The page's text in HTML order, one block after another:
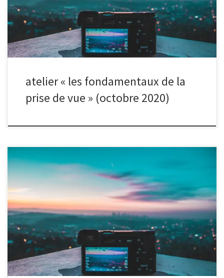
vous le mardi 13 octobre à 20h00 au local du club. Pensez à
prendre votre appareil photo et sa notice d’utilisation.
atelier « les fondamentaux de la
prise de vue » (octobre 2020)
Le club vous attend pour notre cours sur les fondamentaux de la
prise de vue. Nous aborderons entre autres les notions de
profondeur de champ, de vitesse et d’ISO… Nous parlerons aussi
de modes de prises de vue et de composition. Nous vous
donnons rendez-vous le mercredi 18 octobre 2017 à 20h30 au
local du club. Pensez à prendre votre appareil photo et sa notice
d’utilisation.